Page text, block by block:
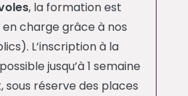
, la formation est
charge grâce à nos
L’inscription à la
jusqu’à 1 semaine
sous réserve des places